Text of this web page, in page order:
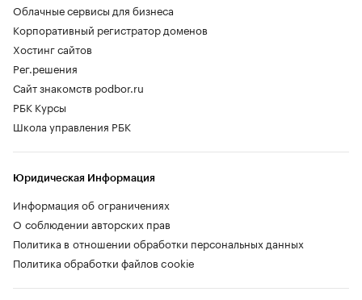
Облачные сервисы для бизнеса
Корпоративный регистратор доменов
Хостинг сайтов
Рег.решения
Сайт знакомств podbor.ru
РБК Курсы
Школа управления РБК
Юридическая Информация
Информация об ограничениях
О соблюдении авторских прав
Политика в отношении обработки персональных данных
Политика обработки файлов cookie